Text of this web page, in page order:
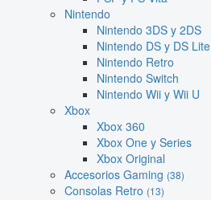
Nintendo
Nintendo 3DS y 2DS
Nintendo DS y DS Lite
Nintendo Retro
Nintendo Switch
Nintendo Wii y Wii U
Xbox
Xbox 360
Xbox One y Series
Xbox Original
Accesorios Gaming (38)
Consolas Retro (13)